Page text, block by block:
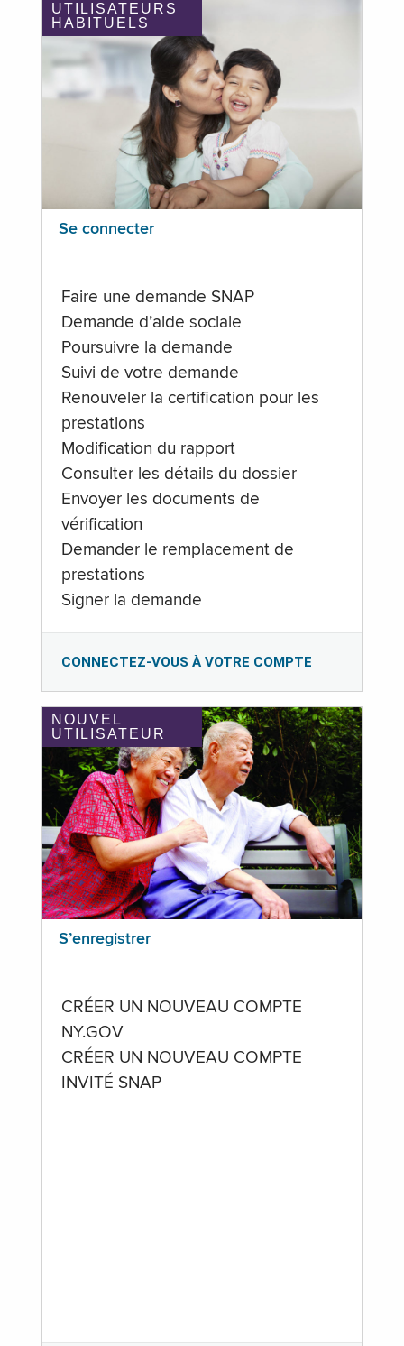
UTILISATEURS
HABITUELS
Se connecter
Faire une demande SNAP
Demande d’aide sociale
Poursuivre la demande
Suivi de votre demande
Renouveler la certification pour les
prestations
Modification du rapport
Consulter les détails du dossier
Envoyer les documents de
vérification
Demander le remplacement de
prestations
Signer la demande
CONNECTEZ-VOUS À VOTRE COMPTE
NOUVEL
UTILISATEUR
S’enregistrer
CRÉER UN NOUVEAU COMPTE
NY.GOV
CRÉER UN NOUVEAU COMPTE
INVITÉ SNAP